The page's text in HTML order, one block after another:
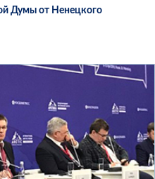
Думы от Ненецкого